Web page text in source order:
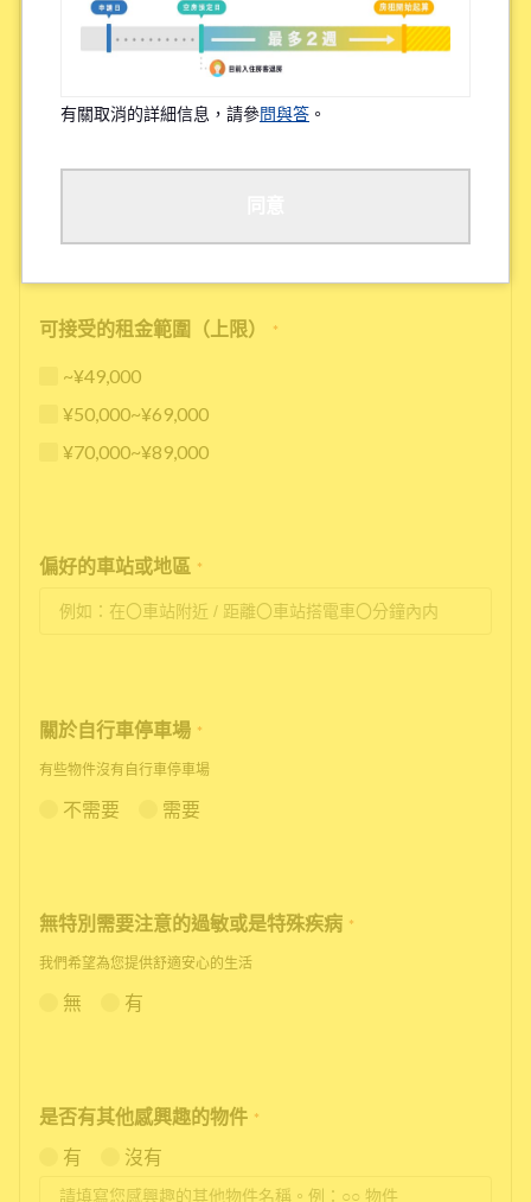
Share House內的頻繁互動程度
物件設備的新舊程度
可接受的租金範圍（上限） *
~¥49,000
¥50,000~¥69,000
¥70,000~¥89,000
偏好的車站或地區 *
關於自行車停車場 *
有些物件沒有自行車停車場
不需要 需要
無特別需要注意的過敏或是特殊疾病 *
我們希望為您提供舒適安心的生活
無 有
是否有其他感興趣的物件 *
有 沒有
有關取消的詳細信息，請參問與答 。